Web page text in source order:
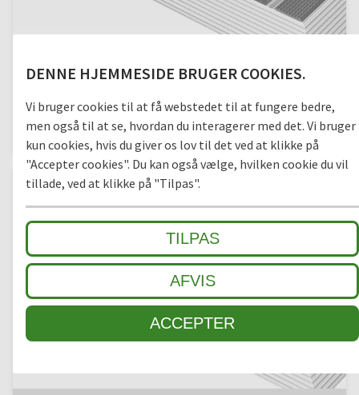
DENNE HJEMMESIDE BRUGER COOKIES.
Vi bruger cookies til at få webstedet til at fungere bedre,
men også til at se, hvordan du interagerer med det. Vi bruger
kun cookies, hvis du giver os lov til det ved at klikke på
"Accepter cookies". Du kan også vælge, hvilken cookie du vil
tillade, ved at klikke på "Tilpas".
TILPAS
AFVIS
ACCEPTER
RAMPEPROFIL 10
Aluminium, ca. 10 x 35 mm